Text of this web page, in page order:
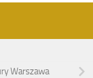
Warszawa